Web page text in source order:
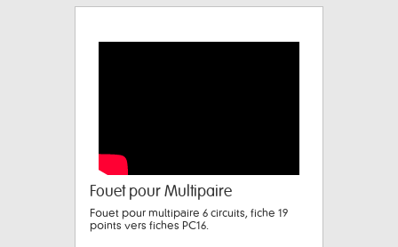
Fouet pour Multipaire
Fouet pour multipaire 6 circuits, fiche 19
points vers fiches PC16.